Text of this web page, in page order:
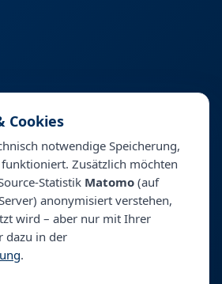
Cookies
notwendige Speicherung,
Zusätzlich möchten
Statistik Matomo (auf
anonymisiert verstehen,
wird – aber nur mit Ihrer
dazu in der
.